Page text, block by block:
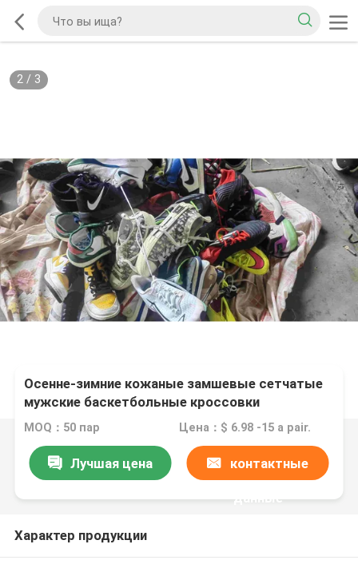
2/ 3
Осенне-зимние кожаные замшевые сетчатые
мужские баскетбольные кроссовки
MOQ：50 пар Цена：$ 6.98 -15 a pair.
Лучшая цена контактные
данные
Характер продукции